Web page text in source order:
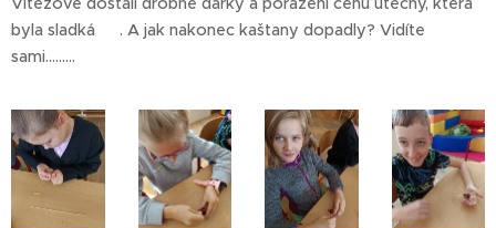
byla sladká 😋. A jak nakonec kaštany dopadly? Vidíte
sami.........😂